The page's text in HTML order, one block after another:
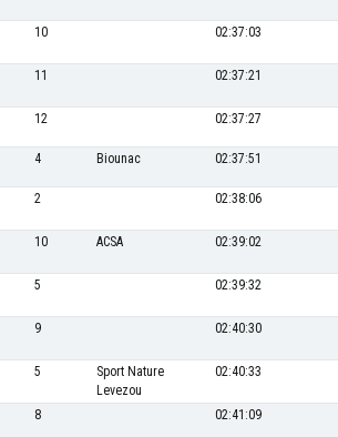
10 02:37:03
11 02:37:21
12 02:37:27
4 Biounac 02:37:51
2 02:38:06
10 ACSA 02:39:02
5 02:39:32
9 02:40:30
5
Sport Nature
Levezou
02:40:33
8 02:41:09